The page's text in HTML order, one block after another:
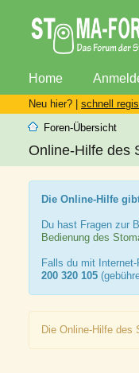
Home
Neu hier? | schnell
Foren-Übersicht
Online-Hilfe des
Die Online-Hilfe
Du hast Fragen zur
Bedienung des
Falls du mit
200 320 105
Die Online-Hilfe des